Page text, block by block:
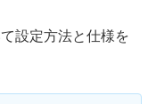
設定方法と仕様を